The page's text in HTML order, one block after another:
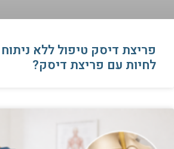
פריצת דיסק טיפול ללא
לחיות עם פריצת דיסק?